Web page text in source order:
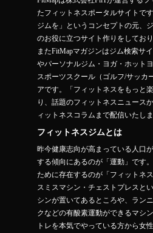
たフィットネスポータルサイトで
ジムを」というコンセプトの元、
のお役に立つサイト作りをしており
またFitMapマガジンはジム検索サ
やパーソナルジム・ヨガ・ホット
スポーツスクール（ゴルフ/サッカ
アです。「フィットネスをもっと
り、話題のフィットネスニュース
ィットネスコラムまで配信いたしま
フィットネスジムとは
昨今健康志向が高まっている人口
する傾向にあるのが「運動」です
ために存在するのが「フィットネ
スミスマシン・チェストプレスと
シンが置いてあるところや、ラン
クなどの有酸素運動ができるマシ
トレを本気でやっている方から女